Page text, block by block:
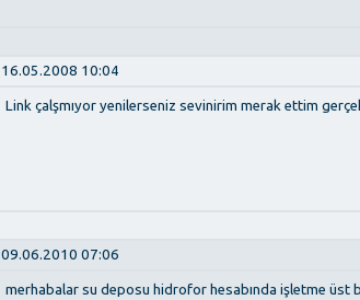
16.05.2008 10:04
Link çalşmıyor yenilerseniz sevinirim merak ettim
09.06.2010 07:06
merhabalar su deposu hidrofor hesabında işletme üst